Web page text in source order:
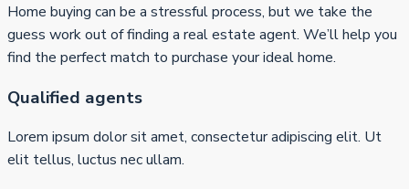
Home buying can be a stressful process, but we take the
guess work out of finding a real estate agent. We’ll help you
find the perfect match to purchase your ideal home.
Qualified agents
Lorem ipsum dolor sit amet, consectetur adipiscing elit. Ut
elit tellus, luctus nec ullam.